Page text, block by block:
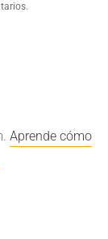
Aprende cómo